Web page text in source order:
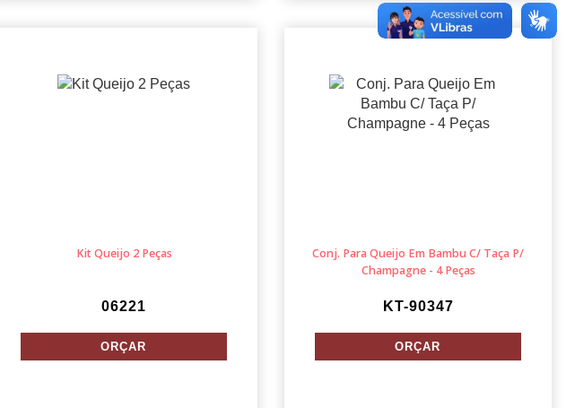
Kit Queijo 2 Peças
06221
Conj. Para Queijo Em Bambu C/ Taça P/
Champagne - 4 Peças
KT-90347